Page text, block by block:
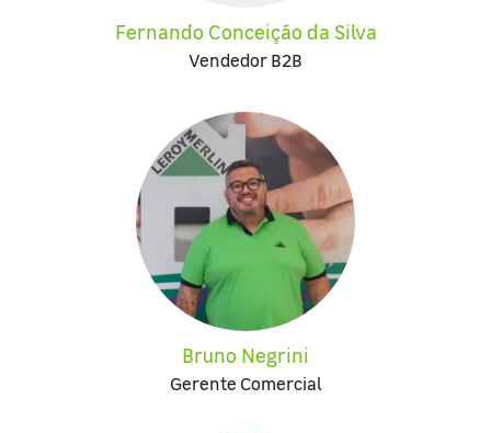
Fernando Conceição da Silva
Vendedor B2B
Bruno Negrini
Gerente Comercial